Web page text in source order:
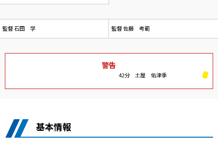
監督石田 学 監督佐藤 考範
警告
42分 土屋 佑津季
基本情報